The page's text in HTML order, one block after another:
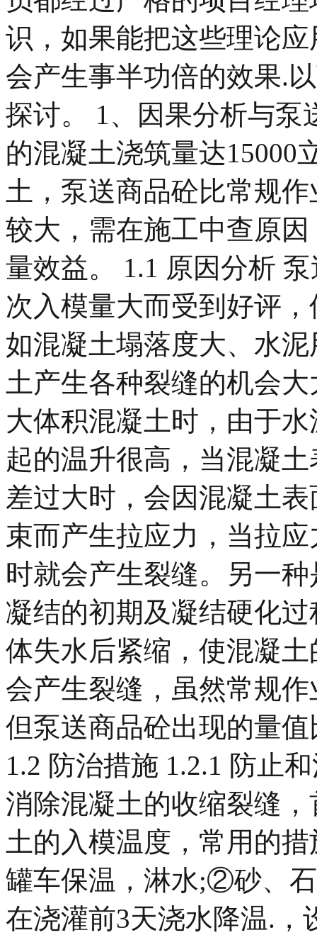
识，如果能把这些理论
会产生事半功倍的效果.
探讨。 1、因果分析与泵
的混凝土浇筑量达15000
土，泵送商品砼比常规
较大，需在施工中查原
量效益。 1.1 原因分析
次入模量大而受到好评
如混凝土塌落度大、水
土产生各种裂缝的机会
大体积混凝土时，由于
起的温升很高，当混凝
差过大时，会因混凝土
束而产生拉应力，当拉
时就会产生裂缝。另一
凝结的初期及凝结硬化
体失水后紧缩，使混凝
会产生裂缝，虽然常规
但泵送商品砼出现的量
1.2 防治措施 1.2.1 防止
消除混凝土的收缩裂缝
土的入模温度，常用的
罐车保温，淋水;②砂、
在浇灌前3天浇水降温.，